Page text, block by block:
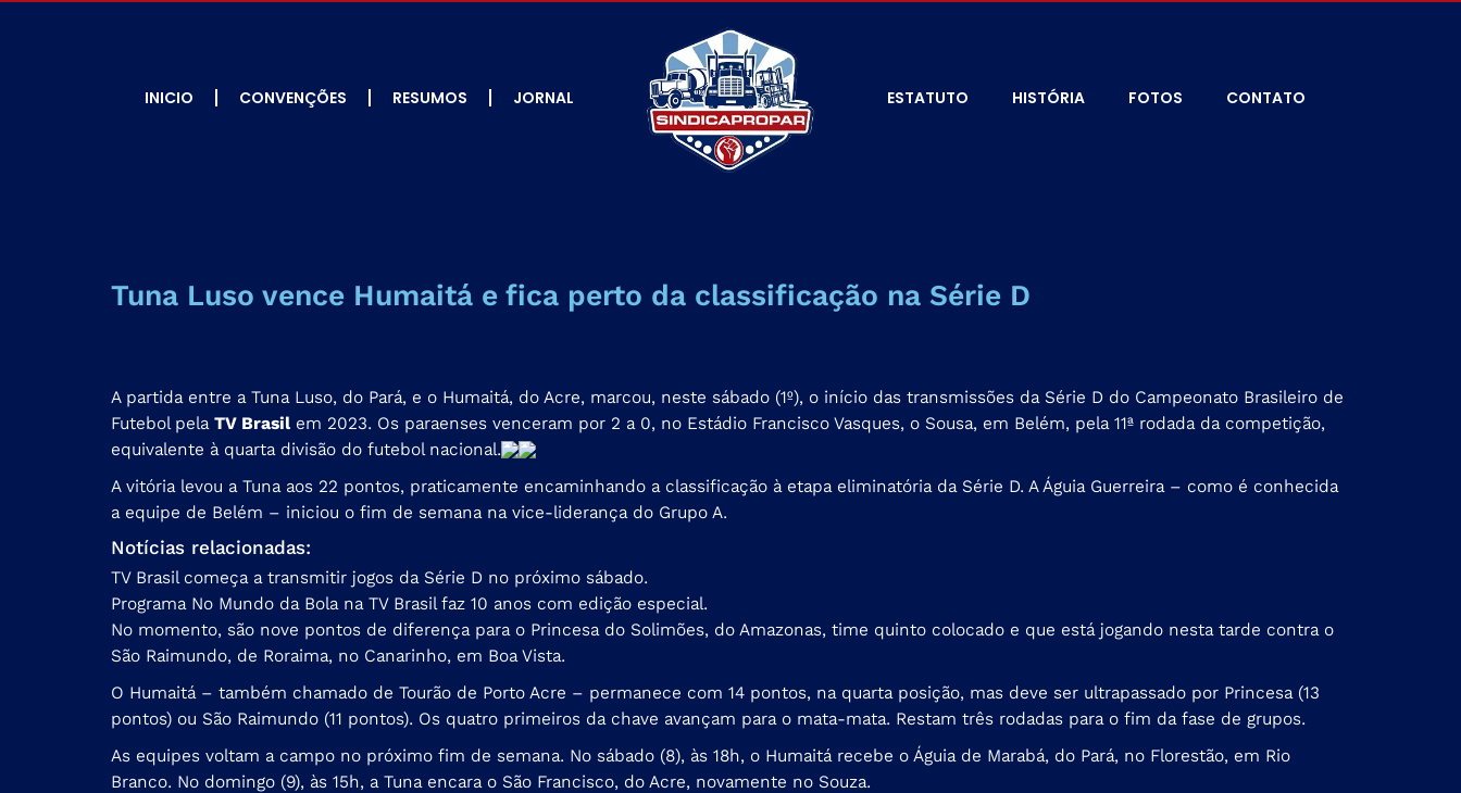
INICIO CONVENÇÕES RESUMOS JORNAL ESTATUTO HISTÓRIA FOTOS CONTATO
Tuna Luso vence Humaitá e fica perto da classificação na Série D
A partida entre a Tuna Luso, do Pará, e o Humaitá, do Acre, marcou, neste sábado (1º), o início das transmissões da Série D do Campeonato Brasileiro de
Futebol pela TV Brasil em 2023. Os paraenses venceram por 2 a 0, no Estádio Francisco Vasques, o Sousa, em Belém, pela 11ª rodada da competição,
equivalente à quarta divisão do futebol nacional.
A vitória levou a Tuna aos 22 pontos, praticamente encaminhando a classificação à etapa eliminatória da Série D. A Águia Guerreira – como é conhecida
a equipe de Belém – iniciou o fim de semana na vice-liderança do Grupo A.
Notícias relacionadas:
TV Brasil começa a transmitir jogos da Série D no próximo sábado.
Programa No Mundo da Bola na TV Brasil faz 10 anos com edição especial.
No momento, são nove pontos de diferença para o Princesa do Solimões, do Amazonas, time quinto colocado e que está jogando nesta tarde contra o
São Raimundo, de Roraima, no Canarinho, em Boa Vista.
O Humaitá – também chamado de Tourão de Porto Acre – permanece com 14 pontos, na quarta posição, mas deve ser ultrapassado por Princesa (13
pontos) ou São Raimundo (11 pontos). Os quatro primeiros da chave avançam para o mata-mata. Restam três rodadas para o fim da fase de grupos.
As equipes voltam a campo no próximo fim de semana. No sábado (8), às 18h, o Humaitá recebe o Águia de Marabá, do Pará, no Florestão, em Rio
Branco. No domingo (9), às 15h, a Tuna encara o São Francisco, do Acre, novamente no Souza.